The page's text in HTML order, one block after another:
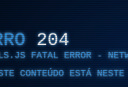
204
FATAL ERROR -
CONTEÚDO ESTÁ